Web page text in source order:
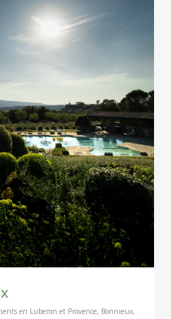
en Luberon et Provence, Bonnieux,